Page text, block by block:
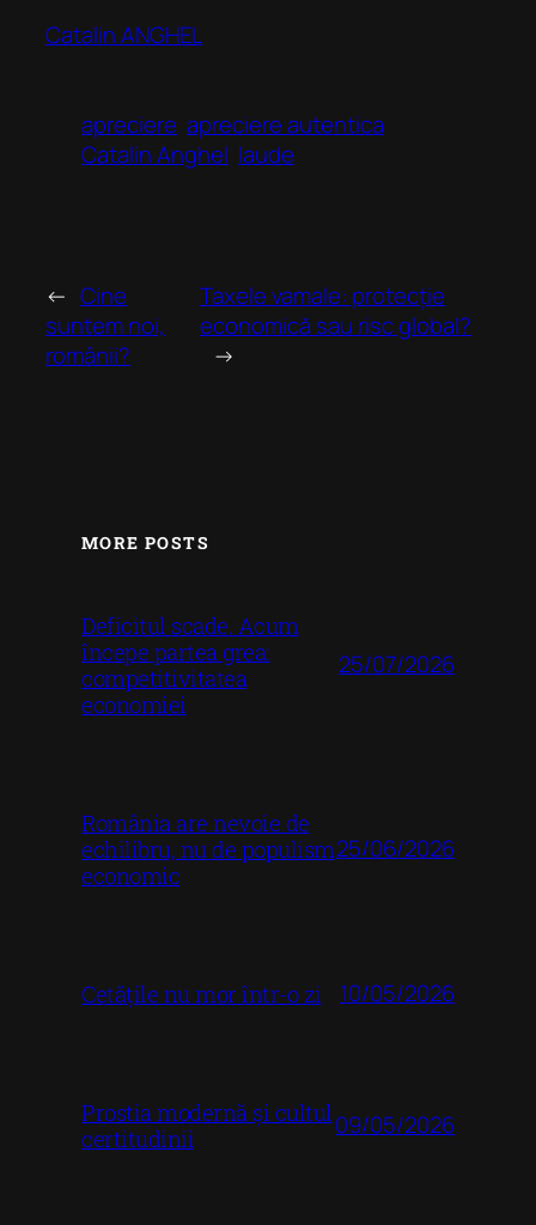
Catalin ANGHEL
apreciere apreciere autentica
Catalin Anghel laude
← Cine
suntem noi,
românii?
Taxele vamale: protecție
economică sau risc global?
→
MORE POSTS
Deficitul scade. Acum
începe partea grea:
competitivitatea
economiei
25/07/2026
România are nevoie de
echilibru, nu de populism
economic
25/06/2026
Cetățile nu mor într-o zi 10/05/2026
Prostia modernă și cultul
certitudinii
09/05/2026